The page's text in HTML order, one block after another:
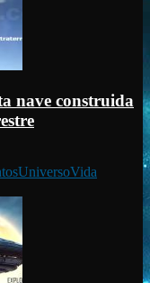
nave construida
UniversoVida